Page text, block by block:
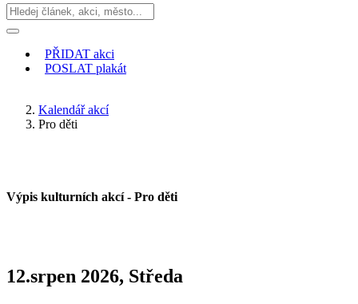
PŘIDAT akci
POSLAT plakát
Kalendář akcí
Pro děti
Výpis kulturních akcí - Pro děti
12.srpen 2026, Středa